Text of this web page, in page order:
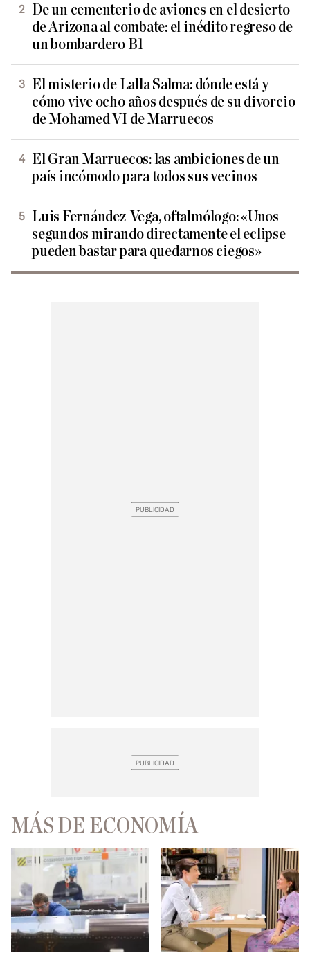
De un cementerio de aviones en el desierto
de Arizona al combate: el inédito regreso de
un bombardero B1
El misterio de Lalla Salma: dónde está y
cómo vive ocho años después de su divorcio
de Mohamed VI de Marruecos
El Gran Marruecos: las ambiciones de un
país incómodo para todos sus vecinos
Luis Fernández-Vega, oftalmólogo: «Unos
segundos mirando directamente el eclipse
pueden bastar para quedarnos ciegos»
MÁS DE ECONOMÍA